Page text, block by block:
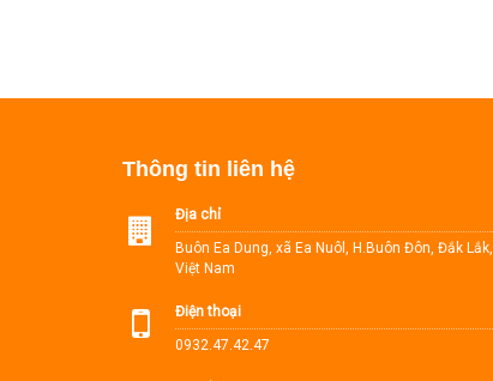
Thông tin liên hệ
Địa chỉ
Buôn Ea Dung, xã Ea Nuôl, H.Buôn Đôn, Đắk Lắk,
Việt Nam
Điện thoại
0932.47.42.47